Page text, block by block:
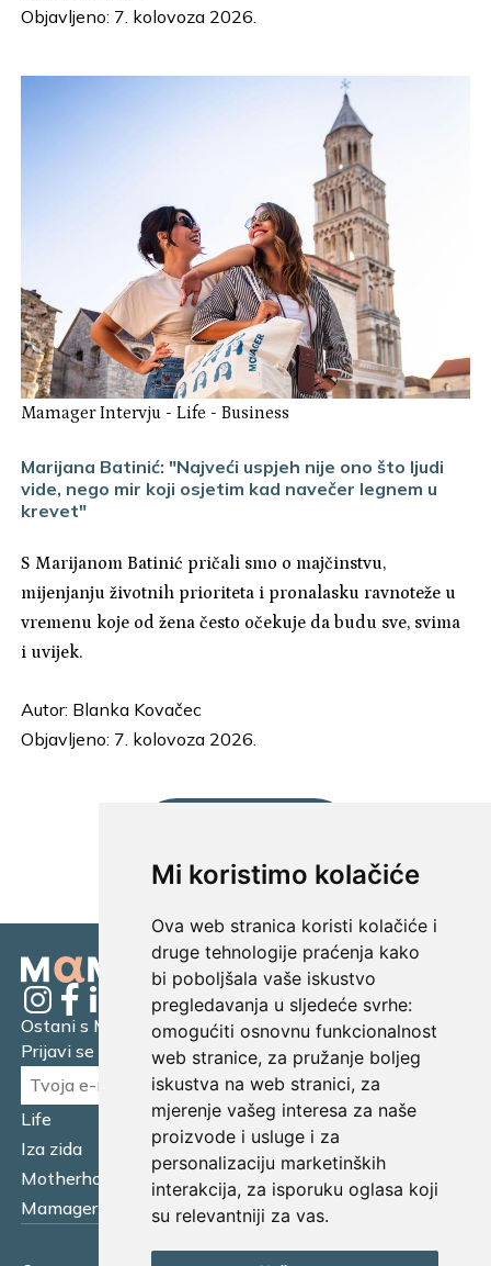
Mi koristimo kolačiće
Ova web stranica koristi kolačiće i
druge tehnologije praćenja kako
bi poboljšala vaše iskustvo
pregledavanja u sljedeće svrhe:
omogućiti osnovnu funkcionalnost
web stranice, za pružanje boljeg
iskustva na web stranici, za
mjerenje vašeg interesa za naše
proizvode i usluge i za
personalizaciju marketinških
interakcija, za isporuku oglasa koji
su relevantniji za vas.
Objavljeno: 7. kolovoza 2026.
Mamager Intervju -Life -Business
Marijana Batinić: "Najveći uspjeh nije ono što ljudi
vide, nego mir koji osjetim kad navečer legnem u
krevet"
S Marijanom Batinić pričali smo o majčinstvu,
mijenjanju životnih prioriteta i pronalasku ravnoteže u
vremenu koje od žena često očekuje da budu sve, svima
i uvijek.
Autor: Blanka Kovačec
Objavljeno: 7. kolovoza 2026.
Life
Financijska pismenost
Iza zida
Business
Motherhood
Tatager
Mamager Intervju
Multitasking kitchen
Ostani s Mamagerom
Prijavi se na naš newsletter.